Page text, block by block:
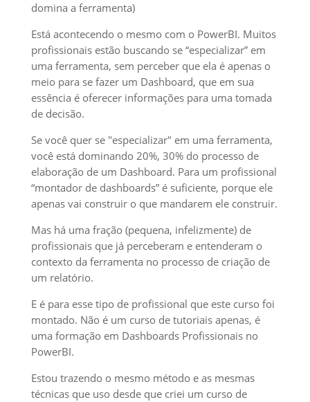
domina a ferramenta)
Está acontecendo o mesmo com o PowerBI. Muitos
profissionais estão buscando se “especializar” em
uma ferramenta, sem perceber que ela é apenas o
meio para se fazer um Dashboard, que em sua
essência é oferecer informações para uma tomada
de decisão.
Se você quer se "especializar" em uma ferramenta,
você está dominando 20%, 30% do processo de
elaboração de um Dashboard. Para um profissional
“montador de dashboards” é suficiente, porque ele
apenas vai construir o que mandarem ele construir.
Mas há uma fração (pequena, infelizmente) de
profissionais que já perceberam e entenderam o
contexto da ferramenta no processo de criação de
um relatório.
E é para esse tipo de profissional que este curso foi
montado. Não é um curso de tutoriais apenas, é
uma formação em Dashboards Profissionais no
PowerBI.
Estou trazendo o mesmo método e as mesmas
técnicas que uso desde que criei um curso de